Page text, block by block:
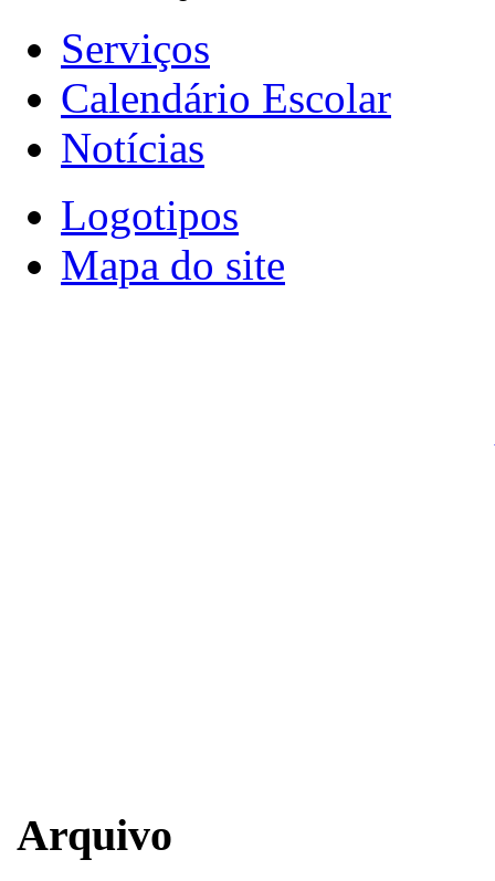
Serviços
Calendário Escolar
Notícias
Logotipos
Mapa do site
Arquivo